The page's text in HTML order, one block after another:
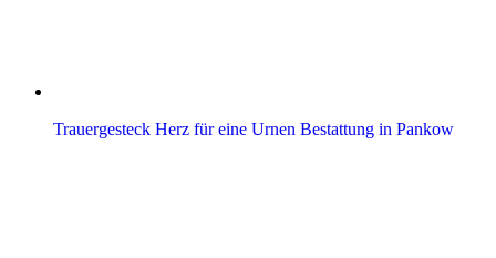
Trauergesteck Herz für eine Urnen Bestattung in Pankow